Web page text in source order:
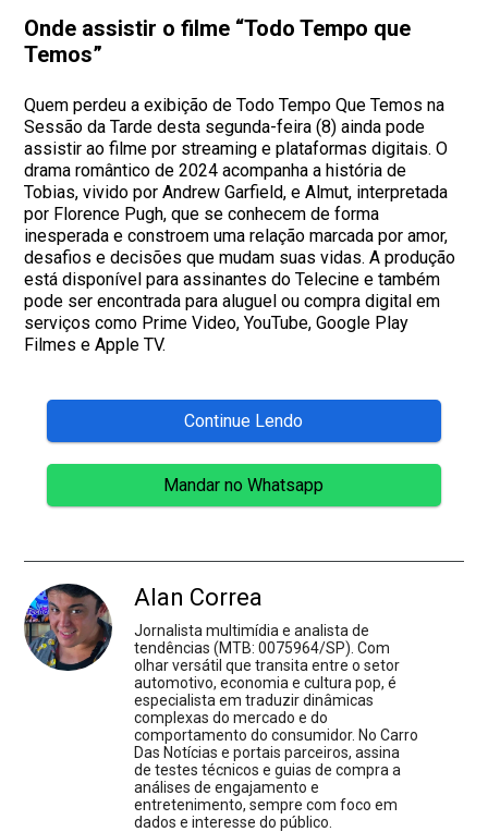
Onde assistir o filme “Todo Tempo que
Temos”
Quem perdeu a exibição de Todo Tempo Que Temos na
Sessão da Tarde desta segunda-feira (8) ainda pode
assistir ao filme por streaming e plataformas digitais. O
drama romântico de 2024 acompanha a história de
Tobias, vivido por Andrew Garfield, e Almut, interpretada
por Florence Pugh, que se conhecem de forma
inesperada e constroem uma relação marcada por amor,
desafios e decisões que mudam suas vidas. A produção
está disponível para assinantes do Telecine e também
pode ser encontrada para aluguel ou compra digital em
serviços como Prime Video, YouTube, Google Play
Filmes e Apple TV.
Continue Lendo
Mandar no Whatsapp
Alan Correa
Jornalista multimídia e analista de
tendências (MTB: 0075964/SP). Com
olhar versátil que transita entre o setor
automotivo, economia e cultura pop, é
especialista em traduzir dinâmicas
complexas do mercado e do
comportamento do consumidor. No Carro
Das Notícias e portais parceiros, assina
de testes técnicos e guias de compra a
análises de engajamento e
entretenimento, sempre com foco em
dados e interesse do público.